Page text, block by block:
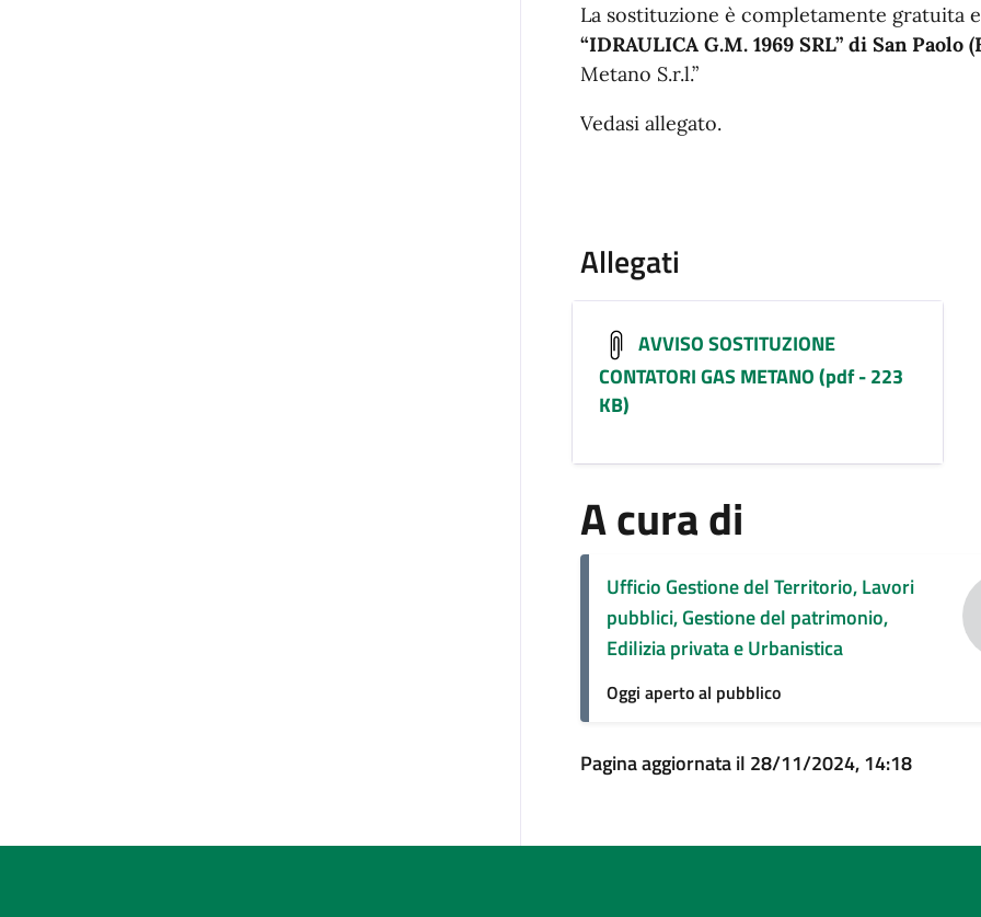
La sostituzione è completamente gratuita
“IDRAULICA G.M. 1969 SRL” di San Paolo
Metano S.r.l.”
Vedasi allegato.
Allegati
AVVISO SOSTITUZIONE
CONTATORI GAS METANO (pdf - 223
KB)
A cura di
Ufficio Gestione del Territorio, Lavori
pubblici, Gestione del patrimonio,
Edilizia privata e Urbanistica
Oggi aperto al pubblico
Pagina aggiornata il 28/11/2024, 14:18